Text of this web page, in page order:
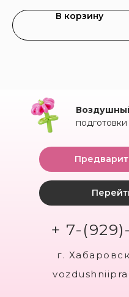
В корзину
+ 7-
г.